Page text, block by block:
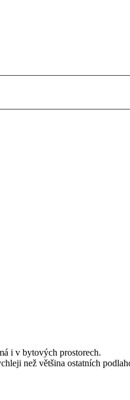
i v bytových prostorech.
než většina ostatních